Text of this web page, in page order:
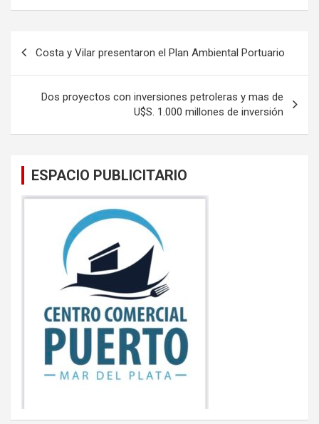
ce
o
k
tt
er
ail at
A
p
p
Costa y Vilar presentaron el Plan Ambiental Portuario
Dos proyectos con inversiones petroleras y mas de
U$S. 1.000 millones de inversión
ESPACIO PUBLICITARIO